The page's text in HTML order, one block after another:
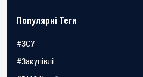
Популярні Теги
#ЗСУ
#Закупівлі